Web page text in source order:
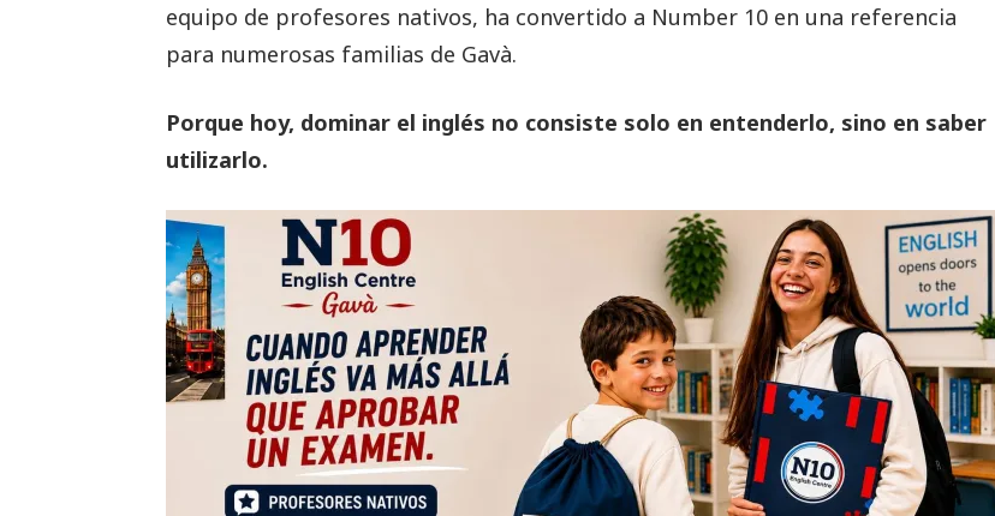
equipo de profesores nativos, ha convertido a Number 10 en una referencia
para numerosas familias de Gavà.
Porque hoy, dominar el inglés no consiste solo en entenderlo, sino en saber
utilizarlo.